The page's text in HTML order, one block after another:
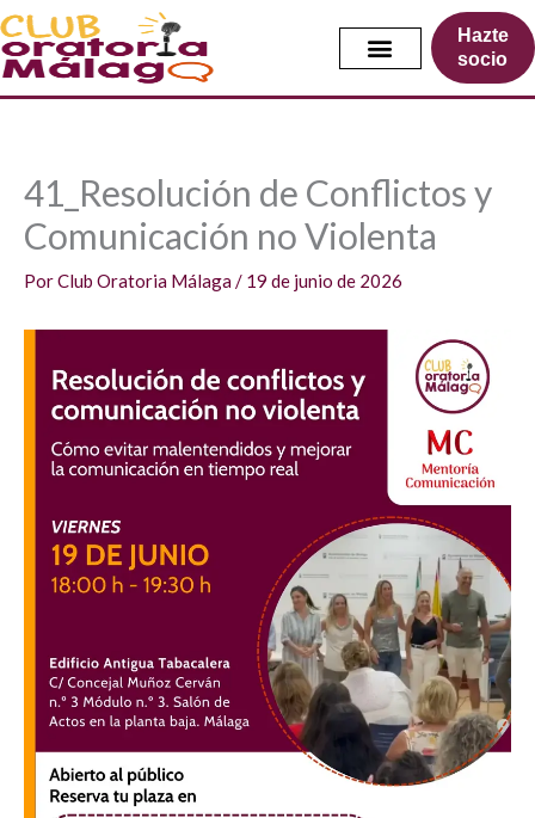
Ir
al
contenido
Hazte
socio
41_Resolución de Conflictos y
Comunicación no Violenta
PorClub Oratoria Málaga/ 19 de junio de 2026